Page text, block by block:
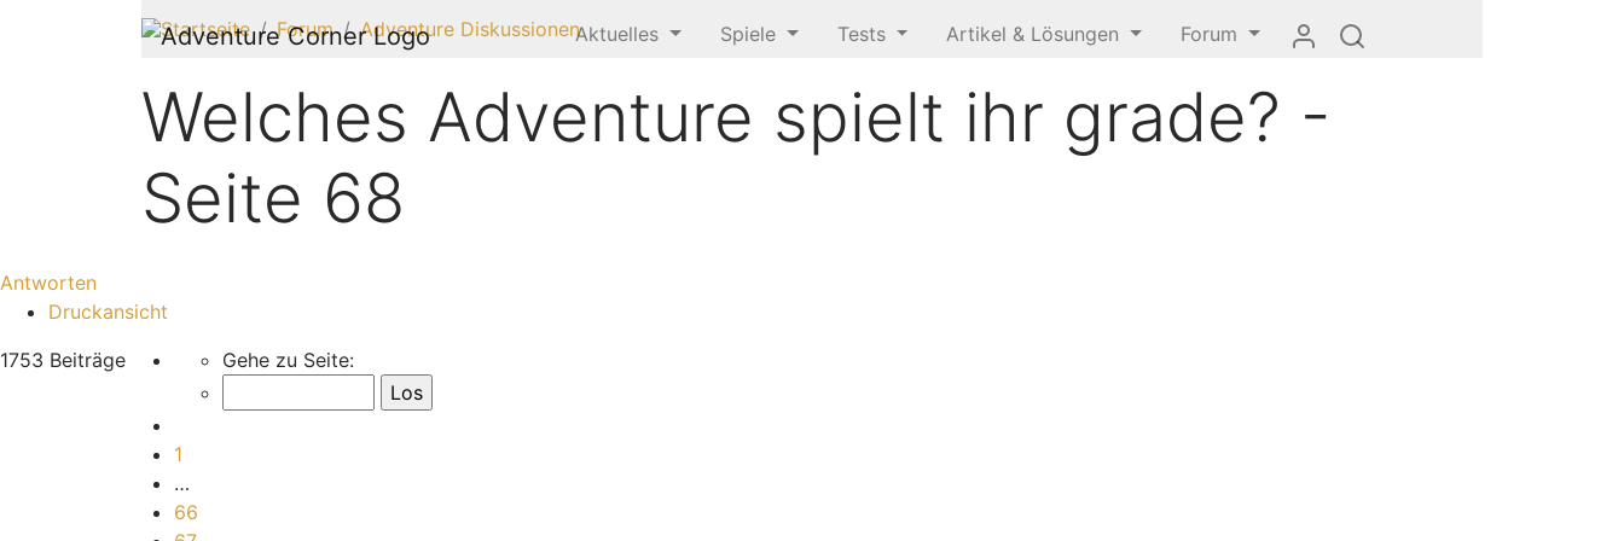
Aktuelles Spiele Tests Artikel & Lösungen Forum
Startseite Forum Adventure Diskussionen
Welches Adventure spielt ihr grade? -
Seite 68
Antworten
Druckansicht
1753 Beiträge
Seite68von 71
Gehe zu Seite:
1
…
66